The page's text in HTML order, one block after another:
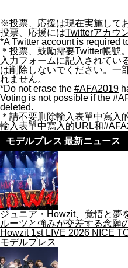
※投票、応援は現在実施して
投票、応援にはTwitterアカウ
*A Twitter accountis required
＊投票、鼓勵需要Twitter帳號。
入力フォームに記入されてい
は削除しないでください。一
れません。
*Do not erase the #AFA2019
Voting is not possible if the
deleted.
＊請不要删除輸入表單中寫入
輸入表單中寫入的URL和
モデルプレス 最新ニュース
ジュニア・Howzit、覚悟と夢
ルーツと強みが交差する念願
Howzit 1st LIVE 2026 NICE
モデルプレス